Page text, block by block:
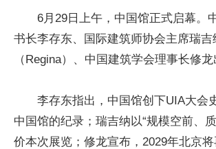
6月29日上午，中国馆正式启幕。
书长李存东、国际建筑师协会主席瑞吉
（Regina）、中国建筑学会理事长修龙
李存东指出，中国馆创下UIA大会
中国馆的纪录；瑞吉纳以“规模空前、
价本次展览；修龙宣布，2029年北京